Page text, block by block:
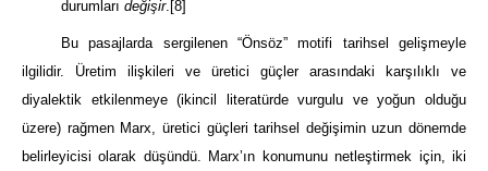
durumları değişir. [8]
Bu pasajlarda sergilenen “Önsöz” motifi tarihsel gelişmeyle
ilgilidir. Üretim ilişkileri ve üretici güçler arasındaki karşılıklı ve
diyalektik etkilenmeye (ikincil literatürde vurgulu ve yoğun olduğu
üzere) rağmen Marx, üretici güçleri tarihsel değişimin uzun dönemde
belirleyicisi olarak düşündü. Marx’ın konumunu netleştirmek için, iki